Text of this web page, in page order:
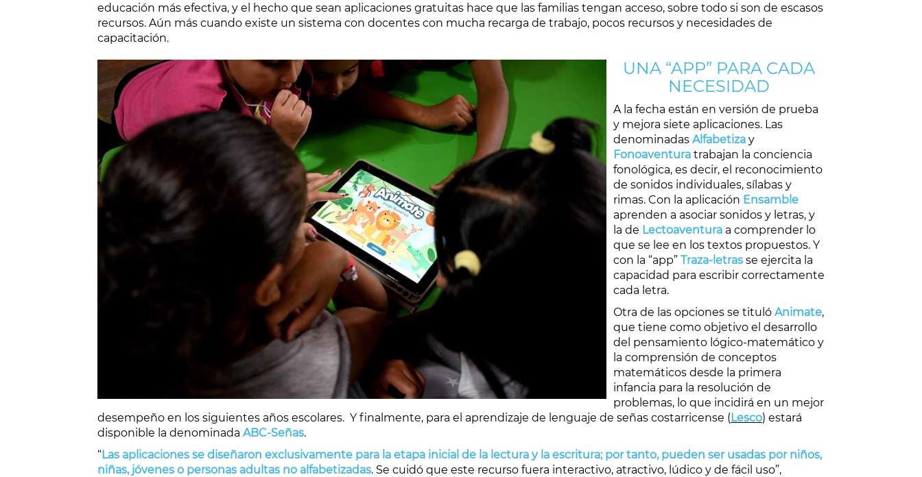
educación más efectiva, y el hecho que sean aplicaciones gratuitas hace que las familias tengan acceso, sobre todo si son de escasos
recursos. Aún más cuando existe un sistema con docentes con mucha recarga de trabajo, pocos recursos y necesidades de
capacitación.
UNA “APP” PARA CADA
NECESIDAD
A la fecha están en versión de prueba
y mejora siete aplicaciones. Las
denominadas Alfabetiza y
Fonoaventura trabajan la conciencia
fonológica, es decir, el reconocimiento
de sonidos individuales, sílabas y
rimas. Con la aplicación Ensamble
aprenden a asociar sonidos y letras, y
la de Lectoaventura a comprender lo
que se lee en los textos propuestos. Y
con la “app” Traza-letras se ejercita la
capacidad para escribir correctamente
cada letra.
Otra de las opciones se tituló Animate,
que tiene como objetivo el desarrollo
del pensamiento lógico-matemático y
la comprensión de conceptos
matemáticos desde la primera
infancia para la resolución de
problemas, lo que incidirá en un mejor
desempeño en los siguientes años escolares. Y finalmente, para el aprendizaje de lenguaje de señas costarricense (Lesco) estará
disponible la denominada ABC-Señas.
“Las aplicaciones se diseñaron exclusivamente para la etapa inicial de la lectura y la escritura; por tanto, pueden ser usadas por niños,
niñas, jóvenes o personas adultas no alfabetizadas. Se cuidó que este recurso fuera interactivo, atractivo, lúdico y de fácil uso”,